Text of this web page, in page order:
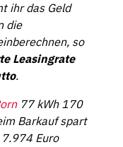
ihr das Geld
die
so
Leasingrate
.
77 kWh 170
Barkauf spart
7.974 Euro